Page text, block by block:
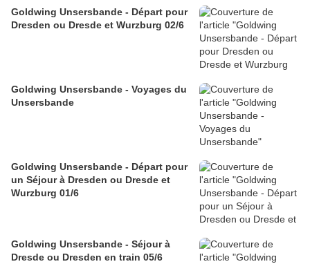
Goldwing Unsersbande - Départ pour
Dresden ou Dresde et Wurzburg 02/6
Goldwing Unsersbande - Voyages du
Unsersbande
Goldwing Unsersbande - Départ pour
un Séjour à Dresden ou Dresde et
Wurzburg 01/6
Goldwing Unsersbande - Séjour à
Dresde ou Dresden en train 05/6